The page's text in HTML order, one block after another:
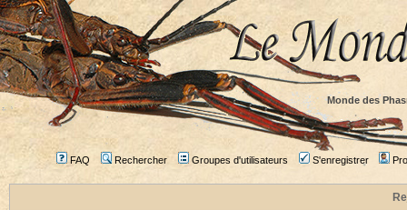
Monde des
FAQ Rechercher Groupes d'utilisateurs S'enregistrer